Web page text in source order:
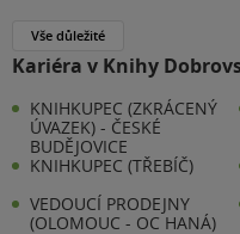
Vše důležité
Kariéra v Knihy
KNIHKUPEC (ZKRÁCENÝ
ÚVAZEK) - ČESKÉ
BUDĚJOVICE
KNIHKUPEC (TŘEBÍČ)
VEDOUCÍ PRODEJNY
(OLOMOUC - OC HANÁ)